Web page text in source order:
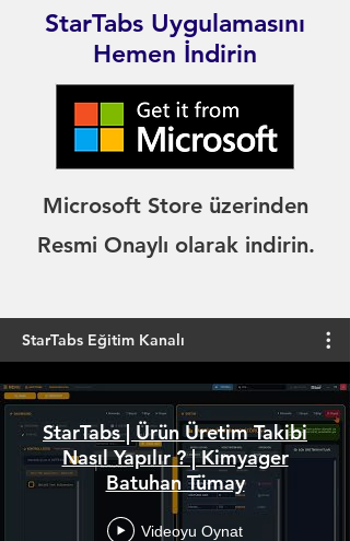
StarTabs Uygulamasını
Hemen İndirin
Microsoft Store üzerinden
Resmi Onaylı olarak indirin.
StarTabs Eğitim Kanalı
StarTabs | Ürün Üretim Takibi
Nasıl Yapılır ? | Kimyager
Batuhan Tümay
Videoyu Oynat